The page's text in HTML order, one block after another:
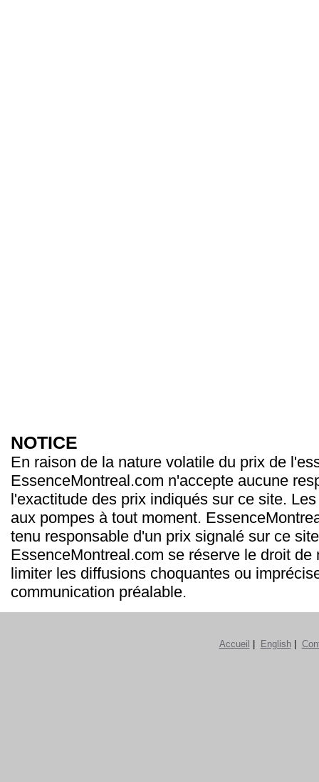
NOTICE
En raison de la nature volatile du prix de
EssenceMontreal.com n'accepte aucune
l'exactitude des prix indiqués sur ce site.
aux pompes à tout moment.
tenu responsable d'un prix signalé sur ce
EssenceMontreal.com se réserve le droit de
limiter les diffusions choquantes ou
communication préalable.
Accueil English|